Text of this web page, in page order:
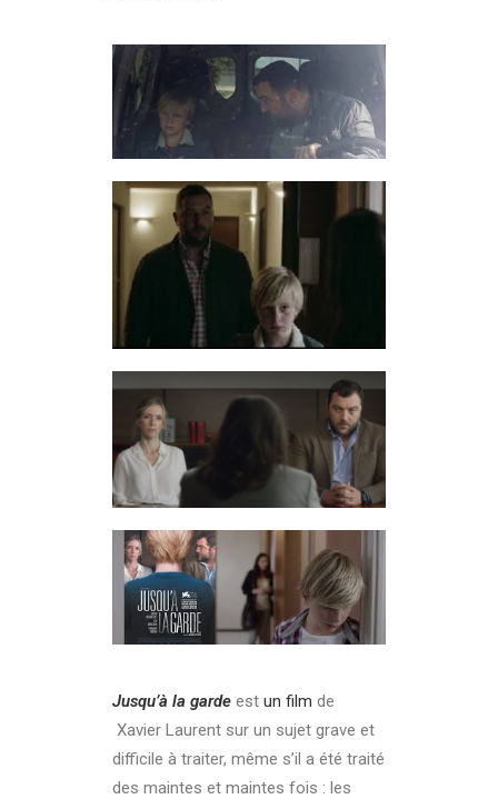
Jusqu’à la garde est un film de
Xavier Laurent sur un sujet grave et
difficile à traiter, même s’il a été traité
des maintes et maintes fois : les